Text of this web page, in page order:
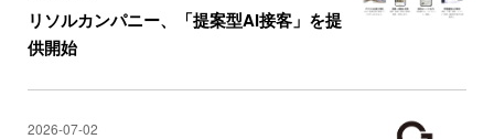
リソルカンパニー、「提案型AI接客」を提
供開始
2026-07-02